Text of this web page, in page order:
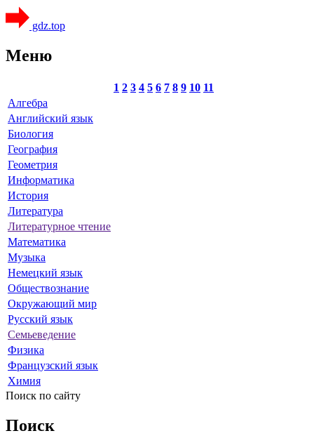
gdz.top
Меню
1 2 3 4 5 6 7 8 9 10 11
Алгебра
Английский язык
Биология
География
Геометрия
Информатика
История
Литература
Литературное чтение
Математика
Музыка
Немецкий язык
Обществознание
Окружающий мир
Русский язык
Семьеведение
Физика
Французский язык
Химия
Поиск по сайту
Поиск